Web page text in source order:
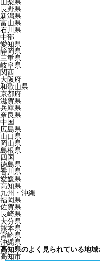
長野県
新潟県
富山県
石川県
中部
愛知県
静岡県
三重県
岐阜県
関西
大阪府
和歌山県
京都府
滋賀県
兵庫県
奈良県
中国
広島県
山口県
岡山県
島根県
四国
徳島県
香川県
愛媛県
高知県
九州・沖縄
福岡県
佐賀県
長崎県
大分県
熊本県
宮崎県
沖縄県
高知県のよく見られている地
高知市